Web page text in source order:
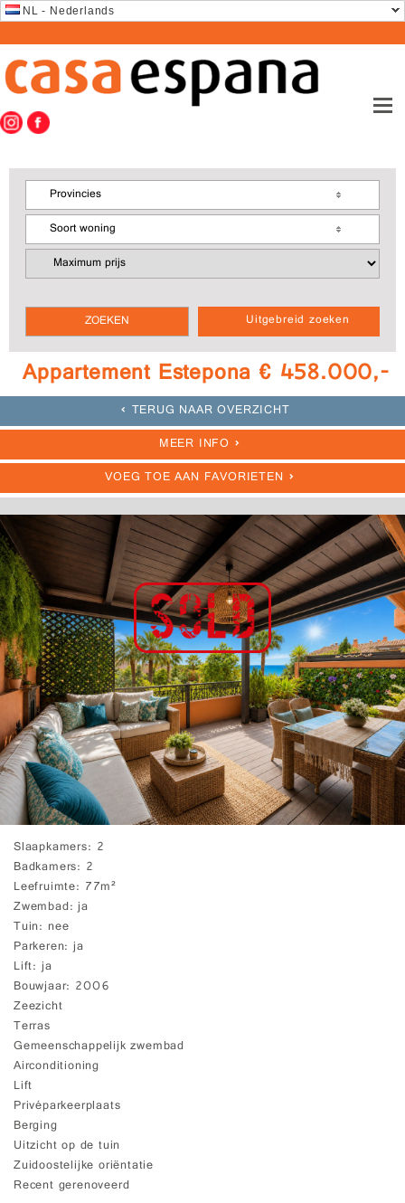
NL - Nederlands
Uitgebreid zoeken
Provincies
Soort woning
Appartement Estepona € 458.000,-
TERUG NAAR OVERZICHT
MEER INFO
VOEG TOE AAN FAVORIETEN
Slaapkamers 2
Badkamers 2
Leefruimte 77m²
Zwembad ja
Tuin nee
Parkeren ja
Lift ja
Bouwjaar 2006
Zeezicht
Terras
Gemeenschappelijk zwembad
Airconditioning
Lift
Privéparkeerplaats
Berging
Uitzicht op de tuin
Zuidoostelijke oriëntatie
Recent gerenoveerd